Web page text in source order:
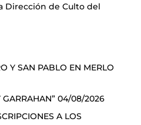
Dirección de Culto del
Y SAN PABLO EN MERLO
04/08/2026
A LOS